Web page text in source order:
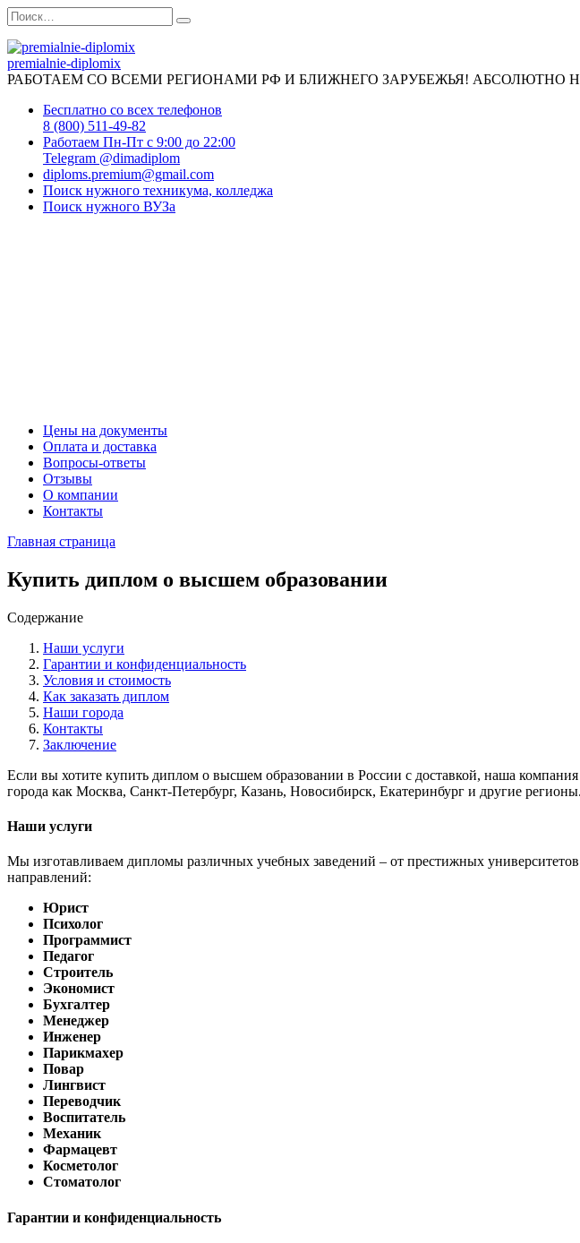
Перейти
к
содержанию
Search
for:
premialnie-diplomix
РАБОТАЕМ СО ВСЕМИ РЕГИОНАМИ РФ И БЛИЖНЕГО ЗАРУБЕЖЬЯ! АБСОЛЮТНО
Бесплатно со всех телефонов
8 (800) 511-49-82
Работаем Пн-Пт с 9:00 до 22:00
Telegram @dimadiplom
diploms.premium@gmail.com
Поиск нужного техникума, колледжа
Поиск нужного ВУЗа
Цены на документы
Оплата и доставка
Вопросы-ответы
Отзывы
О компании
Контакты
Главная страница
Купить диплом о высшем образовании
Содержание
Наши услуги
Гарантии и конфиденциальность
Условия и стоимость
Как заказать диплом
Наши города
Контакты
Заключение
Если вы хотите купить диплом о высшем образовании в России с доставкой, наша
города как Москва, Санкт-Петербург, Казань, Новосибирск, Екатеринбург и другие регионы.
Наши услуги
Мы изготавливаем дипломы различных учебных заведений – от престижных
направлений:
Юрист
Психолог
Программист
Педагог
Строитель
Экономист
Бухгалтер
Менеджер
Инженер
Парикмахер
Повар
Лингвист
Переводчик
Воспитатель
Механик
Фармацевт
Косметолог
Стоматолог
Гарантии и конфиденциальность